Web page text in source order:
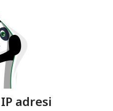
adresi